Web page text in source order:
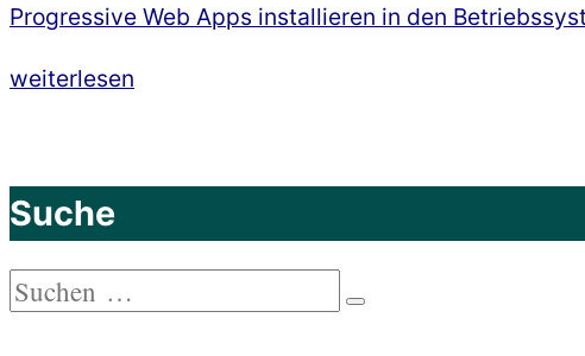
Progressive Web Apps installieren in den
„Barrierefreie
Vokabeltrainer
App“
weiterlesen
Suche
Suchen